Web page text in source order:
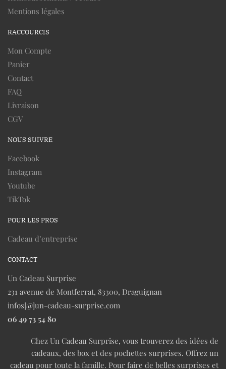
Mentions légales
RACCOURCIS
Mon Compte
Panier
Contact
FAQ
Livraison
CGV
NOUS SUIVRE
Facebook
Instagram
Youtube
TikTok
POUR LES PROS
Cadeau d’entreprise
CONTACT
Un Cadeau Surprise
231 avenue de Montferrat, 83300, Draguignan
infos[@]un-cadeau-surprise.com
06 49 73 54 80
Chez Un Cadeau Surprise, vous trouverez des idées de
cadeaux, des box et des pochettes surprises. Offrez un
cadeau pour toute la famille. Pour faire de belles surprises et